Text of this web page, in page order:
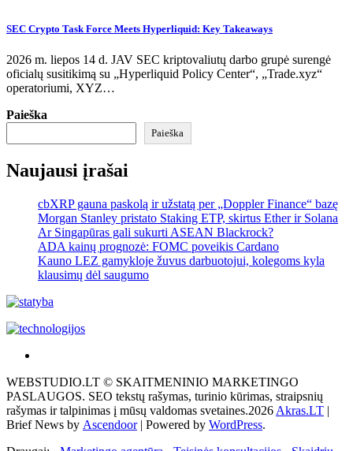
SEC Crypto Task Force Meets Hyperliquid: Key Takeaways
2026 m. liepos 14 d. JAV SEC kriptovaliutų darbo grupė surengė
oficialų susitikimą su „Hyperliquid Policy Center“, „Trade.xyz“
operatoriumi, XYZ…
Paieška
Paieška
Naujausi įrašai
cbXRP gauna paskolą ir užstatą per „Doppler Finance“ bazę
Morgan Stanley pristato Staking ETP, skirtus Ether ir Solana
Ar Singapūras gali sukurti ASEAN Blackrock?
ADA kainų prognozė: FOMC poveikis Cardano
Kauno LEZ gamykloje žuvus darbuotojui, kolegoms kyla
klausimų dėl saugumo
tai
žemės
ploto
matavimo
WEBSTUDIO.LT © SKAITMENINIO MARKETINGO
PASLAUGOS. SEO tekstų rašymas, turinio kūrimas, straipsnių
rašymas ir talpinimas į mūsų valdomas svetaines.2026 Akras.LT |
Brief News by Ascendoor| Powered by WordPress.